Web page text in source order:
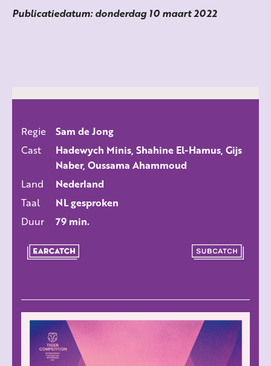
Publicatiedatum: donderdag 10 maart 2022
ALLE FILMS
Regie
Sam de Jong
Cast
Hadewych Minis, Shahine El-Hamus, Gijs
Naber, Oussama Ahammoud
Land
Nederland
Taal
NL gesproken
Duur
79 min.